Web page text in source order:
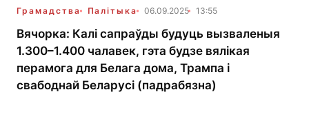
Грамадства Палітыка 06.09.2025 13:55
Вячорка: Калі сапраўды будуць вызваленыя
1.300–1.400 чалавек, гэта будзе вялікая
перамога для Белага дома, Трампа і
свабоднай Беларусі (падрабязна)